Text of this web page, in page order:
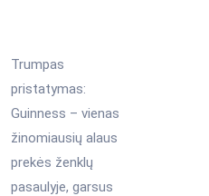
Trumpas
pristatymas:
Guinness – vienas
žinomiausių alaus
prekės ženklų
pasaulyje, garsus